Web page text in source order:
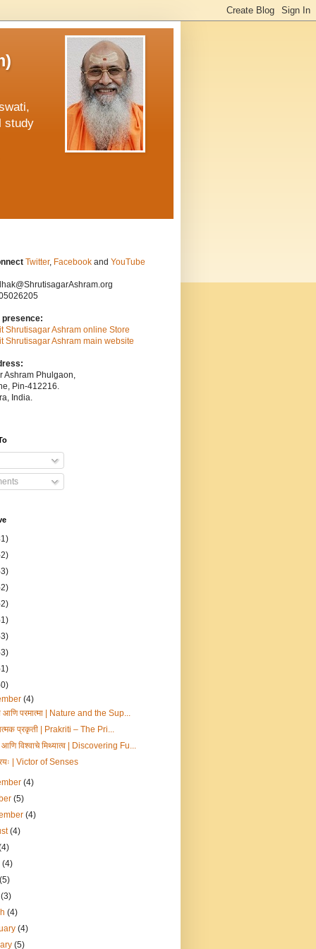
study
Twitter, Facebook and YouTube
presence:
Shrutisagar Ashram online Store
Shrutisagar Ashram main website
Ashram Phulgaon,
Pin-412216.
India.
(4)
आणि परमात्मा | Nature and the Sup...
प्रकृती | Prakriti – The Pri...
विश्वाचे मिथ्यात्व | Discovering Fu...
| Victor of Senses
(4)
(5)
(4)
(4)
(4)
(5)
(3)
(4)
(4)
(5)